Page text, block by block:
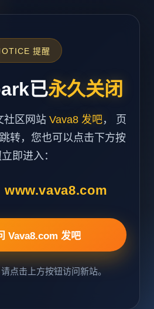
提醒
已永久关闭
社区网站 Vava8 发吧， 页
转，您也可以点击下方按
即进入：
www.vava8.com
Vava8.com 发吧
点击上方按钮访问新站。